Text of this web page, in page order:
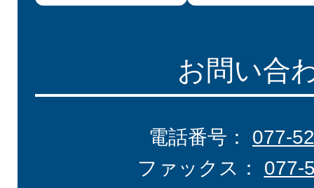
お問い合
電話番号： 077-
ファックス： 077-